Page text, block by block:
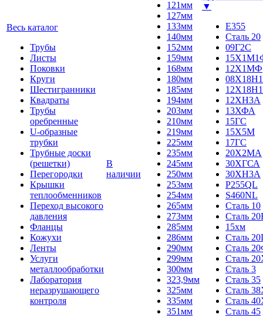
Весь каталог
Трубы
Листы
Поковки
Круги
Шестигранники
Квадраты
Трубы
оребренные
U-образные
трубки
Трубные доски
(решетки)
Перегородки
Крышки
теплообменников
Переход высокого
давления
Фланцы
Кожухи
Ленты
Услуги
металлообработки
Лаборатория
неразрушающего
контроля
В
наличии
121мм
127мм
133мм
140мм
152мм
159мм
168мм
180мм
185мм
194мм
203мм
210мм
219мм
225мм
235мм
245мм
250мм
253мм
254мм
265мм
273мм
285мм
286мм
290мм
299мм
300мм
323,9мм
325мм
335мм
351мм
▼
E355
Сталь 20
09Г2С
12Х1МФ
12ХН3А
13ХФА
15ГС
15Х5М
17ГС
20Х2МА
30ХГСА
30ХН3А
P255QL
S460NL
Сталь 10
Сталь
15хм
Сталь
Сталь
Сталь
Сталь 3
Сталь 35
Сталь
Сталь
Сталь 45